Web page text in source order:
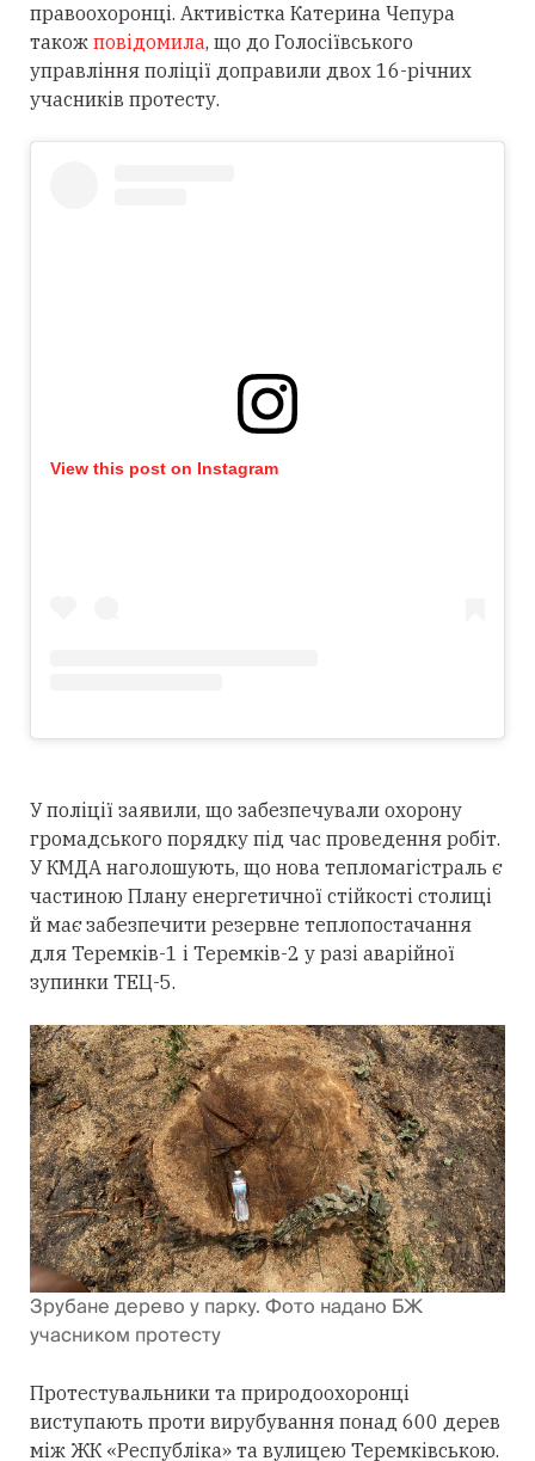
правоохоронці. Активістка Катерина Чепура
також повідомила, що до Голосіївського
управління поліції доправили двох 16-річних
учасників протесту.
View this post on Instagram
У поліції заявили, що забезпечували охорону
громадського порядку під час проведення робіт.
У КМДА наголошують, що нова тепломагістраль є
частиною Плану енергетичної стійкості столиці
й має забезпечити резервне теплопостачання
для Теремків-1 і Теремків-2 у разі аварійної
зупинки ТЕЦ-5.
Зрубане дерево у парку. Фото надано БЖ
учасником протесту
Протестувальники та природоохоронці
виступають проти вирубування понад 600 дерев
між ЖК «Республіка» та вулицею Теремківською.